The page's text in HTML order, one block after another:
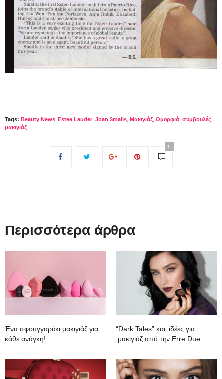
Tags: Beauty News, Estee Lauder, Joan Smalls, Μακιγιάζ, Ομορφιά, συμβουλές
μακιγιάζ
1
Περισσότερα άρθρα
Ένα σφουγγαράκι μακιγιάζ για
κάθε ανάγκη!
“Dark Tales” και ιδέες για
μακιγιάζ από την Erre Due.